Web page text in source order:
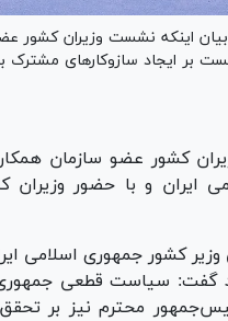
بر ایجاد سازوکار‌های مشترک
اسلامی ایران و با حضور
کشور جمهوری اسلامی
گفت: سیاست قطعی جمهوری
محترم نیز بر